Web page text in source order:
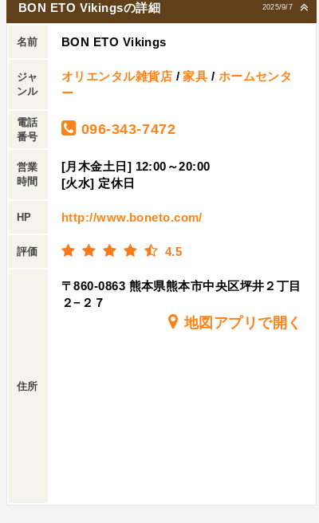
2025/9/7
BON ETO Vikingsの詳細
名前 BON ETO Vikings
ジャ
ンル
オリエンタル雑貨店 /家具 / ホームセンタ
ー
電話
番号
096-343-7472
営業
時間
[月木金土日] 12:00～20:00
[火水] 定休日
HP http://www.boneto.com/
評価 4.5
住所
〒860-0863 熊本県熊本市中央区坪井２丁目
２−２７
地図アプリで開く